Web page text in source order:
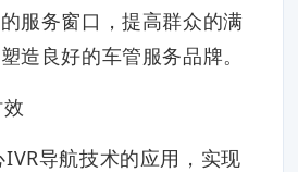
服务窗口，提高群众的满
造良好的车管服务品牌。
导航技术的应用，实现